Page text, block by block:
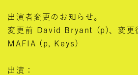
出演者変更のお知らせ。
変更前 David Bryant (p)、変更
MAFIA (p, Keys)
出演：